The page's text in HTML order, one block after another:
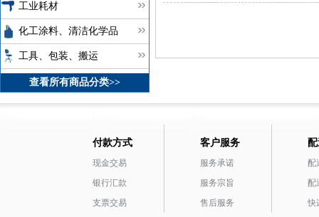
工业耗材
化工涂料、清洁化学品
工具、包装、搬运
查看所有商品分类>>
付款方式
现金交易
银行汇款
支票交易
客户服务
服务承诺
服务宗旨
售后服务
配
配
快